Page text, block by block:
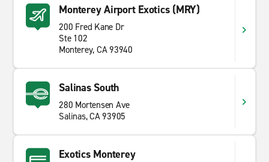
Monterey Airport Exotics (MRY)
200 Fred Kane Dr
Ste 102
Monterey, CA 93940
Salinas South
280 Mortensen Ave
Salinas, CA 93905
Exotics Monterey